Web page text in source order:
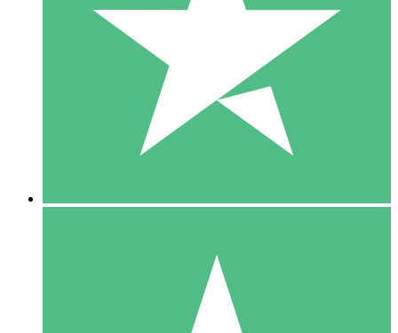
Zahlen Sie nach Bedarf mit Download-Credits. Keine
monatliche Verpflichtung erforderlich.
10 00
10 Downloads
20 00